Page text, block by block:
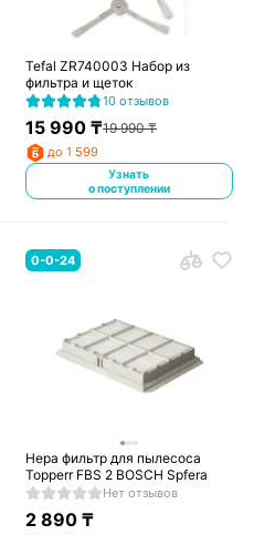
Tefal ZR740003 Набор из
фильтра и щеток
10 отзывов
15 990 ₸19 990₸
до 1 599
Узнать
о поступлении
0-0-24
Hepa фильтр для пылесоса
Topperr FBS 2 BOSCH Spfera
Нет отзывов
2 890 ₸